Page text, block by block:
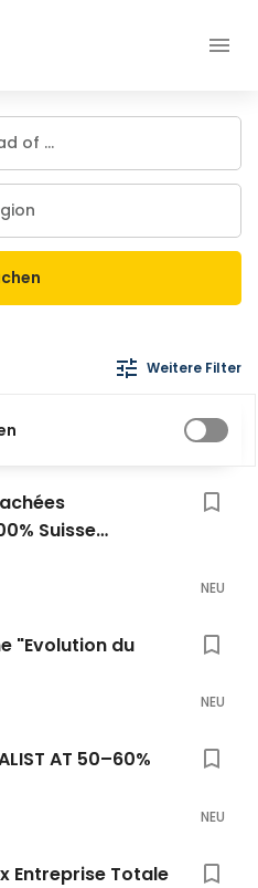
Weitere Filter
Suisse
NEU
"Evolution du
NEU
AT 50–60%
NEU
Entreprise Totale